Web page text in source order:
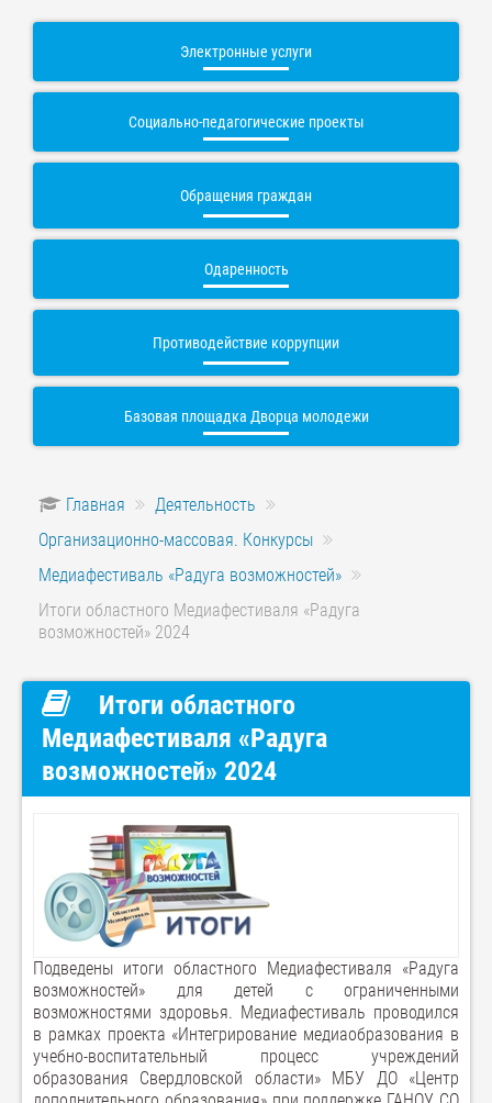
Электронные услуги
Социально-педагогические проекты
Обращения граждан
Одаренность
Противодействие коррупции
Базовая площадка Дворца молодежи
Главная
Деятельность
Организационно-массовая. Конкурсы
Медиафестиваль «Радуга возможностей»
Итоги областного Медиафестиваля «Радуга
возможностей» 2024
Итоги областного
Медиафестиваля «Радуга
возможностей» 2024
Подведены итоги областного Медиафестиваля «Радуга
возможностей» для детей с ограниченными
возможностями здоровья. Медиафестиваль проводился
в рамках проекта «Интегрирование медиаобразования в
учебно-воспитательный процесс учреждений
образования Свердловской области» МБУ ДО «Центр